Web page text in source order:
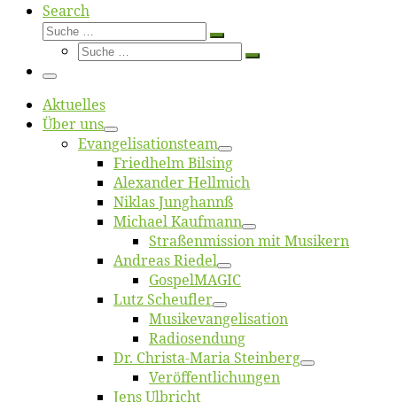
Search
Suche
Suche
Suche
Suche
Menü
Ak­tu­el­les
Über uns
Evangelisa­tions­team
Fried­helm Bilsing
Alex­an­der Hellmich
Ni­klas Junghannß
Mi­cha­el Kaufmann
Straßenmis­sion mit Musikern
An­dre­as Riedel
Gos­pel­MA­GIC
Lutz Scheuf­ler
Musikevan­ge­li­sa­tion
Ra­dio­sen­dung
Dr. Chris­­ta-Ma­ria Steinberg
Ver­öf­fent­li­chun­gen
Jens Ulb­richt